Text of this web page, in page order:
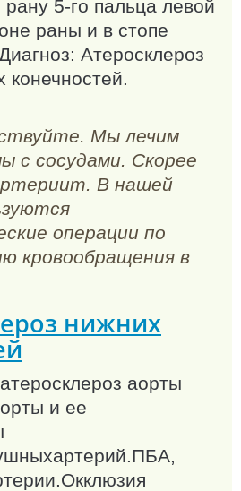
5-го пальца левой
раны и в стопе
Атеросклероз
конечностей.
Мы лечим
с сосудами. Скорее
В нашей
операции по
кровообращения в
нижних
аорты
и ее